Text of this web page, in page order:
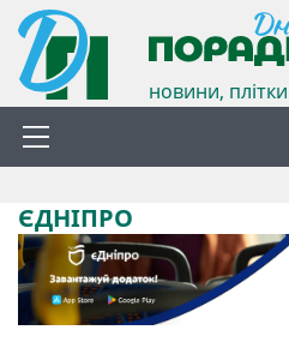
новини,
ЄДНІПРО